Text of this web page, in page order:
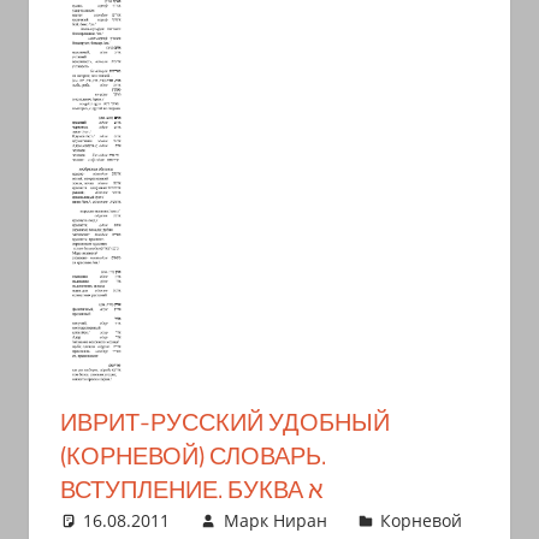
иврите
арамейском.
Поговорки
пословицы
транскрипцией
арабском,
иврите
Кулинарные
рецепты
новости
ИВРИТ-РУССКИЙ УДОБНЫЙ
(КОРНЕВОЙ) СЛОВАРЬ.
ВСТУПЛЕНИЕ. БУКВА א
16.08.2011 Марк Ниран
Корневой